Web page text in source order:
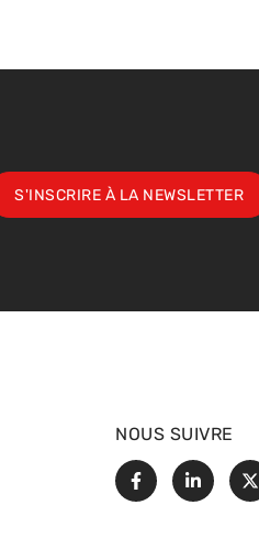
S'INSCRIRE À LA NEWSLETTER
NOUS SUIVRE
FacebookLinkedin
X